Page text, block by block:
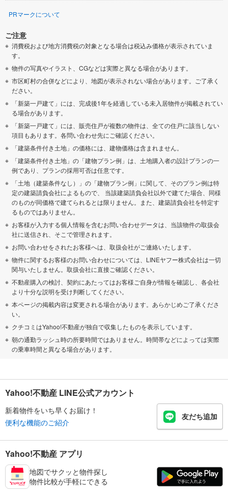
PRマークについて
ご注意
消費税および地方消費税の対象となる場合は税込み価格が表示されていま
す。
物件の写真やイラスト、CGなどは実際と異なる場合があります。
市区町村の合併などにより、地図が表示されない場合があります。ご了承く
ださい。
「新築一戸建て」には、完成後1年を経過している未入居物件が掲載されてい
る場合があります。
「新築一戸建て」には、販売住戸が複数の物件は、全ての住戸に該当しない
項目もあります。各問い合わせ先にご確認ください。
「建築条件付き土地」の価格には、建物価格は含まれません。
「建築条件付き土地」の「建物プラン例」は、土地購入者の設計プランの一
例であり、プランの採用可否は任意です。
「土地（建築条件なし）」の「建物プラン例」に関して、そのプラン例は特
定の建築請負会社によるもので、 当該建築請負会社以外で建てた場合、同様
のものが同価格で建てられるとは限りません。また、建築請負会社を特定す
るものではありません。
お客様が入力する個人情報を含むお問い合わせデータは、当該物件の取扱会
社に送信され、そこで管理されます。
お問い合わせをされたお客様へは、取扱会社がご連絡いたします。
物件に関するお客様のお問い合わせについては、LINEヤフー株式会社は一切
関与いたしません。取扱会社に直接ご確認ください。
不動産購入の検討、契約にあたってはお客様ご自身が情報を確認し、各会社
より十分な説明を受け判断してください。
本ページの掲載内容は変更される場合があります。あらかじめご了承くださ
い。
クチコミはYahoo!不動産が独自で収集したものを表示しています。
朝の通勤ラッシュ時の所要時間ではありません。時間帯などによっては実際
の乗車時間と異なる場合があります。
Yahoo!不動産 LINE公式アカウント
新着物件をいち早くお届け！
便利な機能のご紹介
友だち追加
Yahoo!不動産 アプリ
地図でサクッと物件探し
物件比較が手軽にできる